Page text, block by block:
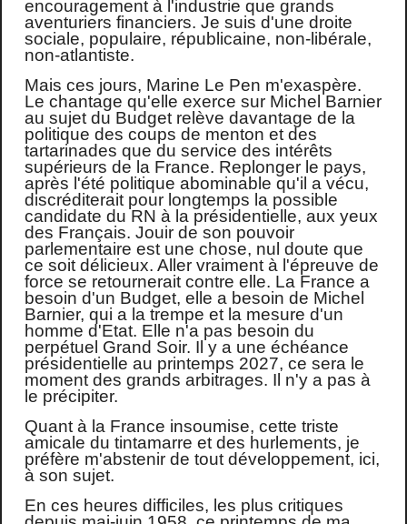
encouragement à l'industrie que grands
aventuriers financiers. Je suis d'une droite
sociale, populaire, républicaine, non-libérale,
non-atlantiste.
Mais ces jours, Marine Le Pen m'exaspère.
Le chantage qu'elle exerce sur Michel Barnier
au sujet du Budget relève davantage de la
politique des coups de menton et des
tartarinades que du service des intérêts
supérieurs de la France. Replonger le pays,
après l'été politique abominable qu'il a vécu,
discréditerait pour longtemps la possible
candidate du RN à la présidentielle, aux yeux
des Français. Jouir de son pouvoir
parlementaire est une chose, nul doute que
ce soit délicieux. Aller vraiment à l'épreuve de
force se retournerait contre elle. La France a
besoin d'un Budget, elle a besoin de Michel
Barnier, qui a la trempe et la mesure d'un
homme d'Etat. Elle n'a pas besoin du
perpétuel Grand Soir. Il y a une échéance
présidentielle au printemps 2027, ce sera le
moment des grands arbitrages. Il n'y a pas à
le précipiter.
Quant à la France insoumise, cette triste
amicale du tintamarre et des hurlements, je
préfère m'abstenir de tout développement, ici,
à son sujet.
En ces heures difficiles, les plus critiques